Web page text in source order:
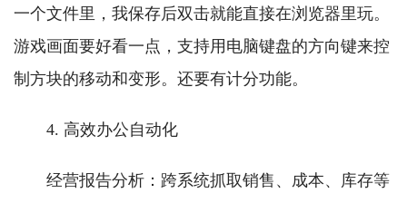
一个文件里，我保存后双击就能直接在浏览器里玩。
游戏画面要好看一点，支持用电脑键盘的方向键来控
制方块的移动和变形。还要有计分功能。
4. 高效办公自动化
经营报告分析：跨系统抓取销售、成本、库存等